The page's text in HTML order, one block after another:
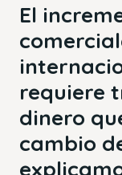
El
requiere
dinero
cambio